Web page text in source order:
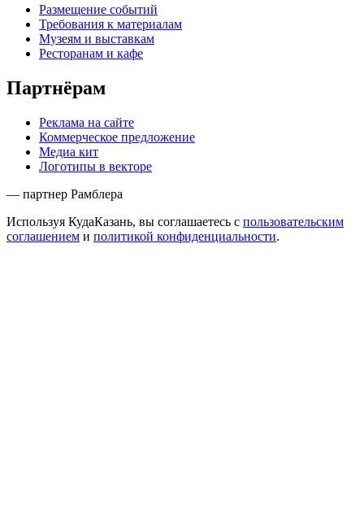
Размещение событий
Требования к материалам
Музеям и выставкам
Ресторанам и кафе
Партнёрам
Реклама на сайте
Коммерческое предложение
Медиа кит
Логотипы в векторе
— партнер Рамблера
Используя КудаКазань, вы соглашаетесь с пользовательским
соглашением и политикой конфиденциальности.